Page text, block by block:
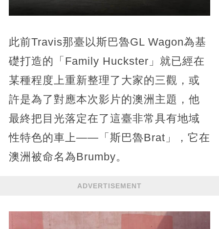
此前Travis那臺以斯巴魯GL Wagon為基
礎打造的「Family Huckster」就已經在
某種程度上重新整理了大家的三觀，或
許是為了對應本次影片的澳洲主題，他
最終把目光落定在了這臺非常具有地域
性特色的車上——「斯巴魯Brat」，它在
澳洲被命名為Brumby。
ADVERTISEMENT